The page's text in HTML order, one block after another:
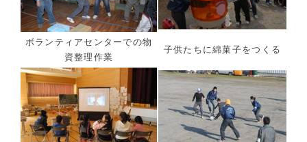
ボランティアセンターでの物
資整理作業
子供たちに綿菓子をつくる